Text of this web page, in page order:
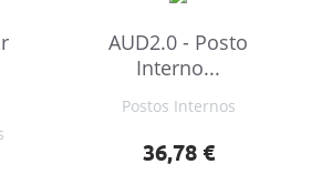
AUD2.0 - Posto
Interno...
Postos Internos
Preço
36,78 €